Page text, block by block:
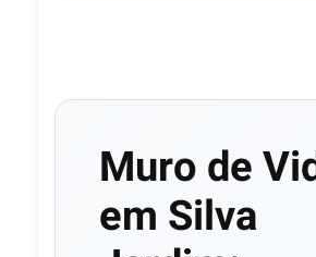
Muro de
em Silva